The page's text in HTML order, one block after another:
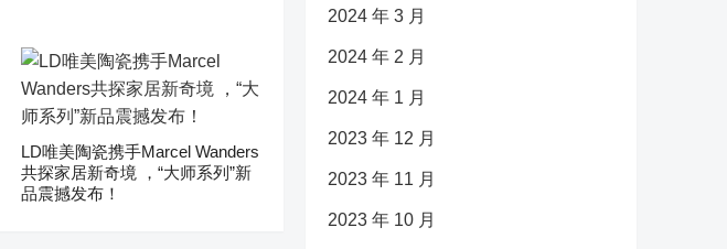
LD唯美陶瓷携手Marcel Wanders
共探家居新奇境 ，“大师系列”新
品震撼发布！
2024 年 3 月
2024 年 2 月
2024 年 1 月
2023 年 12 月
2023 年 11 月
2023 年 10 月